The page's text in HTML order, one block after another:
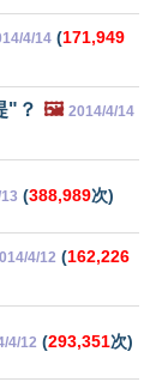
4/14 (171,949
"？ 🖼️ 2014/4/14
(388,989次)
4/12 (162,226
4/12 (293,351次)